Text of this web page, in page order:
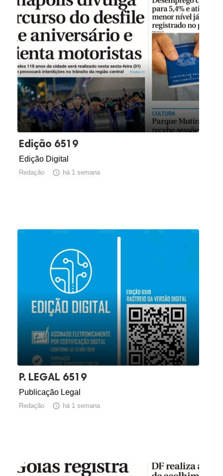
Edição 6519
Edição Digital
Redação  há 1 semana
P. LEGAL 6519
Publicação Legal
Redação  há 1 semana